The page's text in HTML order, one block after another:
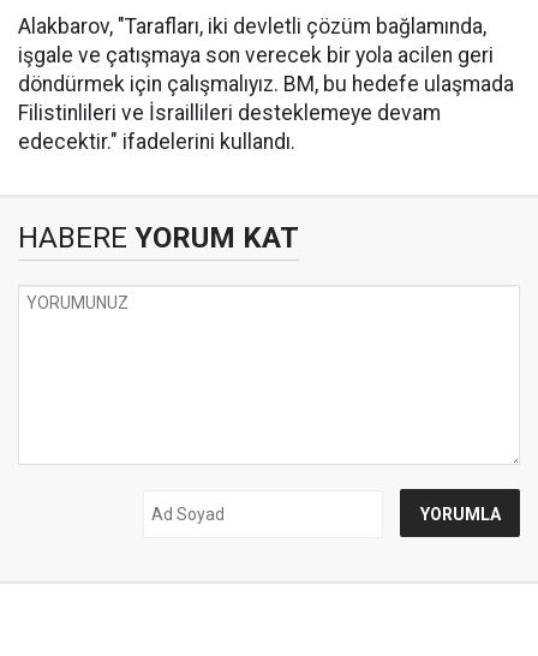
Alakbarov, "Tarafları, iki devletli çözüm bağlamında,
işgale ve çatışmaya son verecek bir yola acilen geri
döndürmek için çalışmalıyız. BM, bu hedefe ulaşmada
Filistinlileri ve İsraillileri desteklemeye devam
edecektir." ifadelerini kullandı.
HABERE YORUM KAT